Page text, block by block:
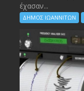
έχασαν...
ΔΗΜΟΣ ΙΩΑΝΝΙΤΩΝ